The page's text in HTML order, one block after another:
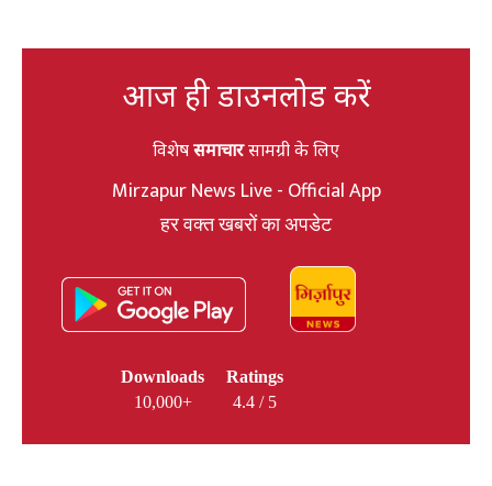
आज ही डाउनलोड करें
विशेषसमाचारसामग्री के लिए
Mirzapur News Live - Official App
हर वक्त खबरों का अपडेट
Downloads
10,000+
Ratings
4.4 / 5